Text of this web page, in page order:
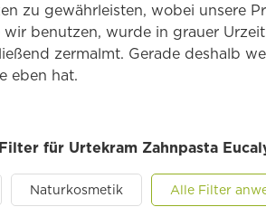
zu gewährleisten, wobei unsere
wir benutzen, wurde in grauer
zermalmt. Gerade deshalb
eben hat.
für Urtekram Zahnpasta
Naturkosmetik Alle Filter